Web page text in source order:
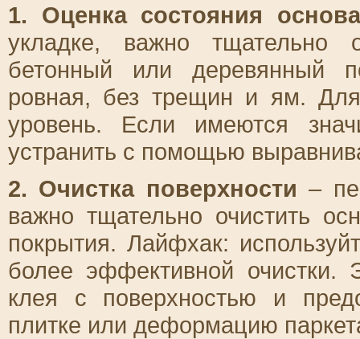
1. Оценка состояния
укладке, важно тщательно
бетонный или деревянный
ровная, без трещин и ям. Для
уровень. Если имеются
устранить с помощью
2. Очистка поверхности –
важно тщательно очистить
покрытия. Лайфхак:
более эффективной очистки.
клея с поверхностью и
плитке или деформацию